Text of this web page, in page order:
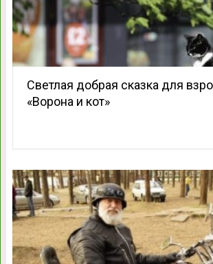
Светлая добрая сказка для
«Ворона и кот»